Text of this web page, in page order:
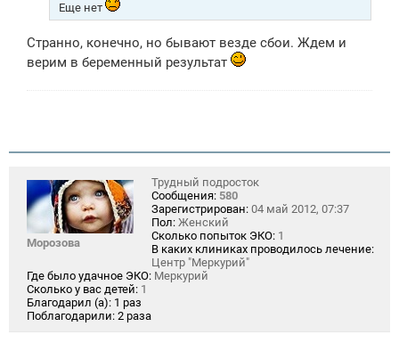
е
Еще нет
Странно, конечно, но бывают везде сбои. Ждем и
верим в беременный результат
Морозова
Трудный подросток
Сообщения: 580
Зарегистрирован: 04 май 2012, 07:37
Пол: Женский
Сколько попыток ЭКО: 1
В каких клиниках проводилось лечение:
Центр "Меркурий"
Где было удачное ЭКО: Меркурий
Сколько у вас детей: 1
Благодарил (а): 1 раз
Поблагодарили: 2 раза